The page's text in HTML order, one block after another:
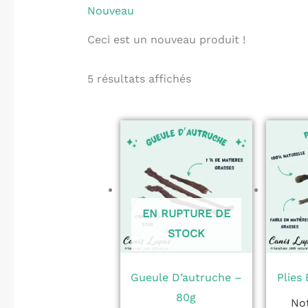
Nouveau
Ceci est un nouveau produit !
5 résultats affichés
EN RUPTURE DE
STOCK
Gueule D’autruche –
80g
Plies